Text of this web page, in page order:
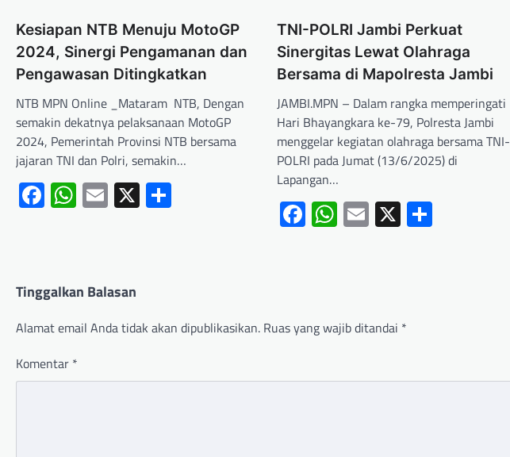
Kesiapan NTB Menuju MotoGP
2024, Sinergi Pengamanan dan
Pengawasan Ditingkatkan
NTB MPN Online _Mataram NTB, Dengan
semakin dekatnya pelaksanaan MotoGP
2024, Pemerintah Provinsi NTB bersama
jajaran TNI dan Polri, semakin…
Facebook
WhatsApp
Email
X
TNI-POLRI Jambi Perkuat
Sinergitas Lewat Olahraga
Bersama di Mapolresta Jambi
JAMBI.MPN – Dalam rangka memperingati
Hari Bhayangkara ke-79, Polresta Jambi
menggelar kegiatan olahraga bersama TNI-
POLRI pada Jumat (13/6/2025) di
Lapangan…
Facebook
WhatsApp
Email
X
Tinggalkan Balasan
Alamat email Anda tidak akan dipublikasikan. Ruas yang wajib ditandai *
Komentar *